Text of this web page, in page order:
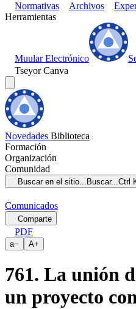
Normativas
Archivos
Herramientas
Muular Electrónico
Tseyor Canva
Novedades Biblioteca
Formación
Organización
Comunidad
Buscar en el sitio... Buscar...Ctrl
Comunicados
Comparte
PDF
a− A+
761. La unión
un proyecto